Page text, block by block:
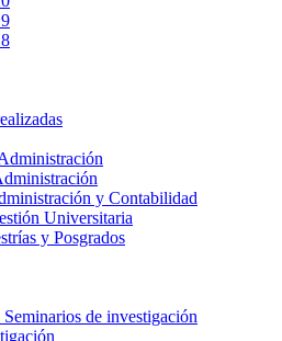
y Contabilidad
Universitaria
y Posgrados
de investigación